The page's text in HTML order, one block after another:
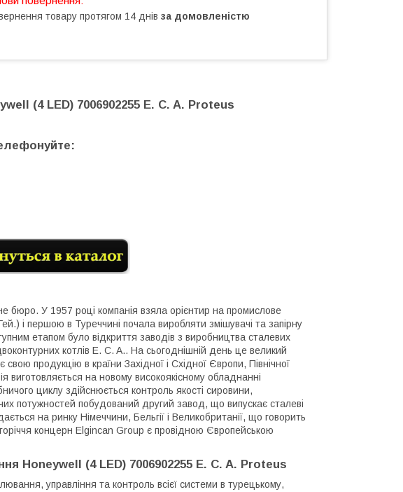
товару протягом 14 днів за домовленістю
(4 LED) 7006902255 E. C. A. Proteus
бюро. У 1957 році компанія взяла орієнтир на промислове
і першою в Туреччині почала виробляти змішувачі та запірну
етапом було відкриття заводів з виробництва сталевих
котлів E. C. A.. На сьогоднішній день це великий
продукцію в країни Західної і Східної Європи, Північної
виготовляється на новому високоякісному обладнанні
циклу здійснюється контроль якості сировини,
потужностей побудований другий завод, що випускає сталеві
на ринку Німеччини, Бельгії і Великобританії, що говорить
концерн Elgincan Group є провідною Європейською
Honeywell (4 LED) 7006902255 E. C. A. Proteus
управління та контроль всієї системи в турецькому,